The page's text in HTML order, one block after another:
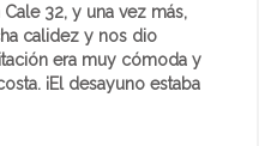
32, y una vez más,
calidez y nos dio
era muy cómoda y
¡El desayuno estaba